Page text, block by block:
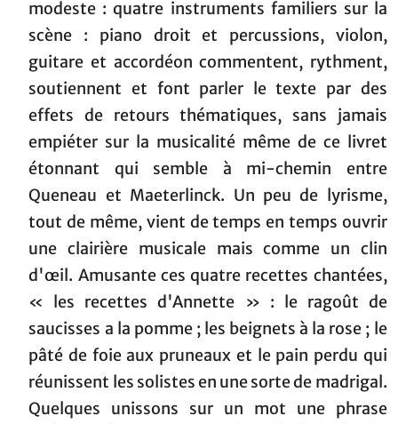
modeste : quatre instruments familiers sur la
scène : piano droit et percussions, violon,
guitare et accordéon commentent, rythment,
soutiennent et font parler le texte par des
effets de retours thématiques, sans jamais
empiéter sur la musicalité même de ce livret
étonnant qui semble à mi-chemin entre
Queneau et Maeterlinck. Un peu de lyrisme,
tout de même, vient de temps en temps ouvrir
une clairière musicale mais comme un clin
d'œil. Amusante ces quatre recettes chantées,
« les recettes d'Annette » : le ragoût de
saucisses a la pomme ; les beignets à la rose ; le
pâté de foie aux pruneaux et le pain perdu qui
réunissent les solistes en une sorte de madrigal.
Quelques unissons sur un mot une phrase